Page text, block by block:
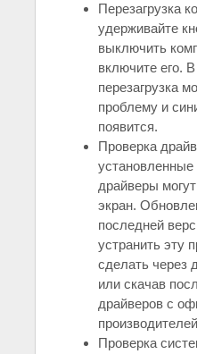
Перезагрузка
удерживайте
выключить
включите его.
перезагрузка
проблему и
появится.
Проверка
драйверы
экран.
последней
устранить эту
сделать через
или скачав
драйверов с
Проверка